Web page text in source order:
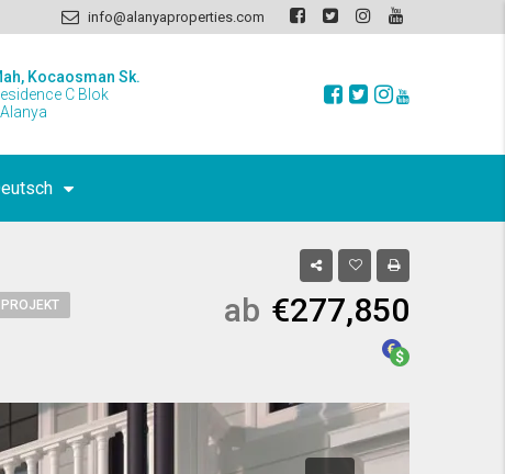
info@alanyaproperties.com
Kocaosman Sk.
C Blok
PROJEKT ab €277,850